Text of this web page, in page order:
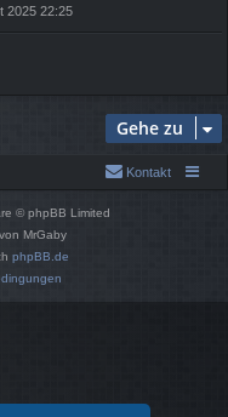
2025 22:25
Gehe zu
Kontakt
© phpBB Limited
MrGaby
phpBB.de